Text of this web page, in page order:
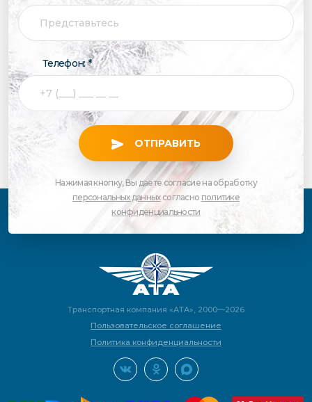
Телефон: *
ОТПРАВИТЬ
Нажимая кнопку, Вы даете согласие на обработку
персональных данныхсогласно политике
конфиденциальности
Транспортная компания «АТА», 2000—2026
Пользовательское соглашение
Политика конфиденциальности